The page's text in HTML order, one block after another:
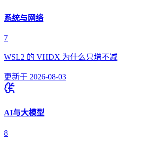
系统与网络
7
WSL2 的 VHDX 为什么只增不减
更新于 2026-08-03
AI与大模型
8